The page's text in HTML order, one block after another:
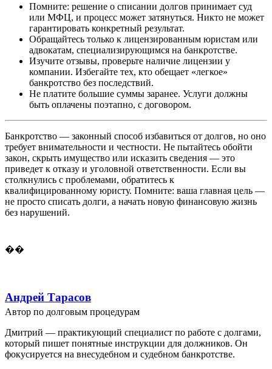
Помните: решение о списании долгов принимает суд
или МФЦ, и процесс может затянуться. Никто не может
гарантировать конкретный результат.
Обращайтесь только к лицензированным юристам или
адвокатам, специализирующимся на банкротстве.
Изучите отзывы, проверьте наличие лицензии у
компании. Избегайте тех, кто обещает «легкое»
банкротство без последствий.
Не платите большие суммы заранее. Услуги должны
быть оплачены поэтапно, с договором.
Банкротство — законный способ избавиться от долгов, но оно
требует внимательности и честности. Не пытайтесь обойти
закон, скрыть имущество или исказить сведения — это
приведет к отказу и уголовной ответственности. Если вы
столкнулись с проблемами, обратитесь к
квалифицированному юристу. Помните: ваша главная цель —
не просто списать долги, а начать новую финансовую жизнь
без нарушений.
��
Андрей Тарасов
Автор по долговым процедурам
Дмитрий — практикующий специалист по работе с долгами,
который пишет понятные инструкции для должников. Он
фокусируется на внесудебном и судебном банкротстве.